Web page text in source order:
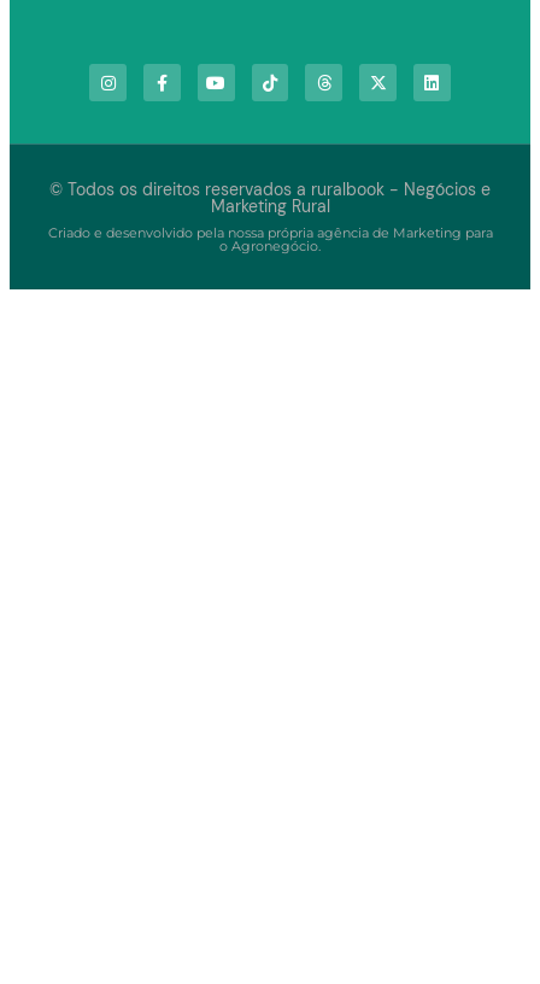
© Todos os direitos reservados a ruralbook - Negócios e
Marketing Rural
Criado e desenvolvido pela nossa própria agência de Marketing para
o Agronegócio.